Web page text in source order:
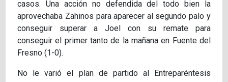
casos. Una acción no defendida del todo bien la
aprovechaba Zahinos para aparecer al segundo palo y
conseguir superar a Joel con su remate para
conseguir el primer tanto de la mañana en Fuente del
Fresno (1-0).
No le varió el plan de partido al Entreparéntesis